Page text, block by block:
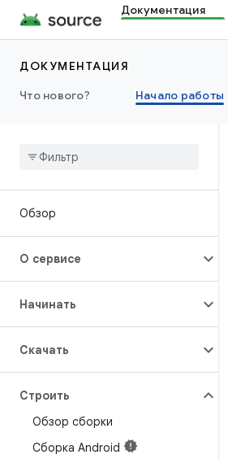
Документация
ДОКУМЕНТАЦИЯ
Что нового?
Начало работы
Обзор
О сервисе
Начинать
Скачать
Строить
Обзор сборки
Сборка Android